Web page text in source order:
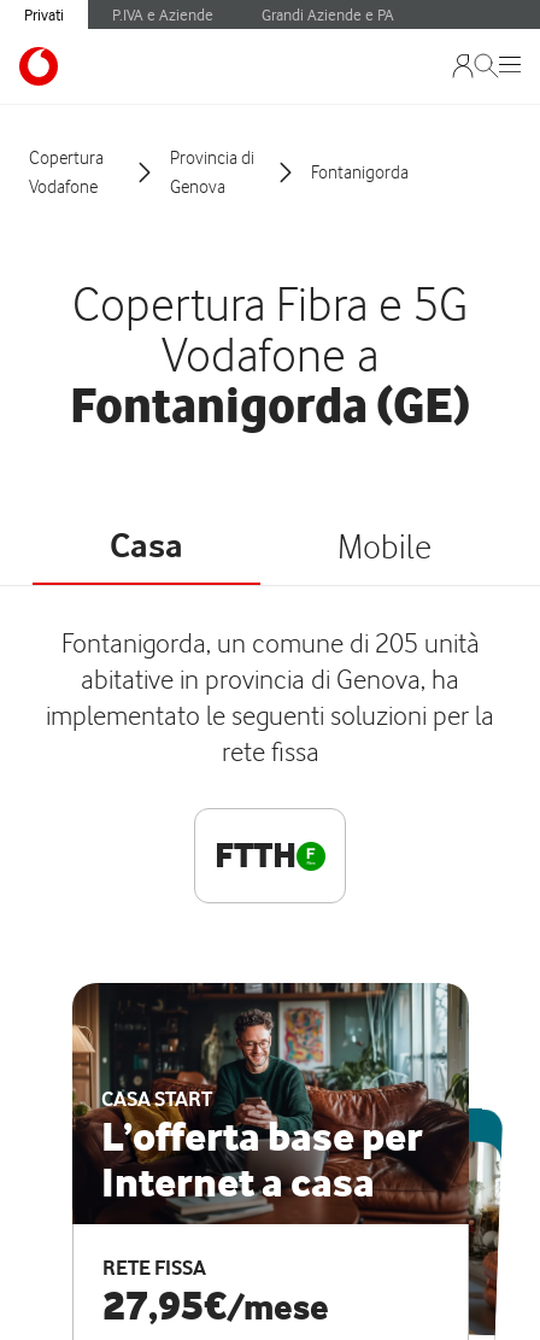
Privati P.IVA e Aziende Grandi Aziende e PA
Copertura
Vodafone
Provincia di
Genova
Fontanigorda
Copertura Fibra e 5G
Vodafone a
Fontanigorda (GE)
Casa Mobile
Fontanigorda, un comune di 205 unità
abitative in provincia di Genova, ha
implementato le seguenti soluzioni per la
rete fissa
FTTH
CASA START
L’offerta base per
Internet a casa
RETE FISSA
27,95€/mese
ESCLUSIVA ONLINE
CASA PRO
Internet veloce e
vantaggi speciali